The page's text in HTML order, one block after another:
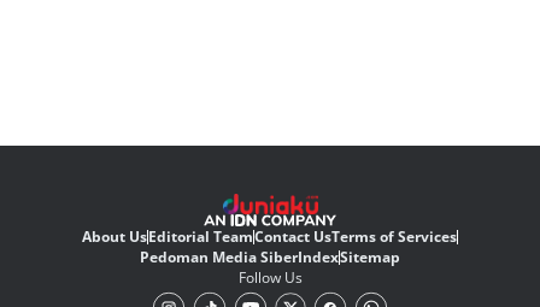
About UsEditorial TeamContact UsTerms of Services
Pedoman Media SiberIndexSitemap
Follow Us